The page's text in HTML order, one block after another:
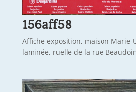
156aff58
Affiche exposition, maison Marie-
laminée, ruelle de la rue